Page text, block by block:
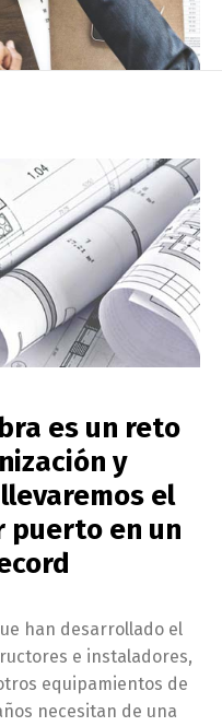
es un reto
y
el
puerto en un
han desarrollado el
e instaladores,
equipamientos de
necesitan de una